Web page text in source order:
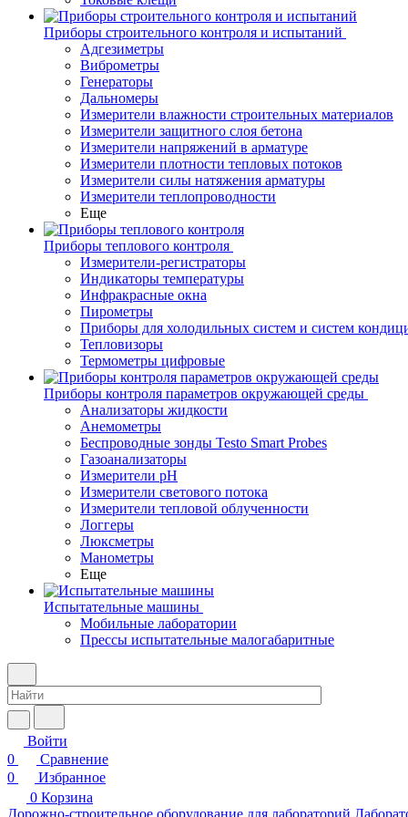
Приборы строительного контроля и испытаний
Адгезиметры
Виброметры
Генераторы
Дальномеры
Измерители влажности строительных материалов
Измерители защитного слоя бетона
Измерители напряжений в арматуре
Измерители плотности тепловых потоков
Измерители силы натяжения арматуры
Измерители теплопроводности
Еще
Приборы теплового контроля
Измерители-регистраторы
Индикаторы температуры
Инфракрасные окна
Пирометры
Приборы для холодильных систем и систем
Тепловизоры
Термометры цифровые
Приборы контроля параметров окружающей среды
Анализаторы жидкости
Анемометры
Беспроводные зонды Testo Smart Probes
Газоанализаторы
Измерители pH
Измерители светового потока
Измерители тепловой облученности
Логгеры
Люксметры
Манометры
Еще
Испытательные машины
Мобильные лаборатории
Прессы испытательные малогабаритные
Войти
0
Сравнение
0
Избранное
0 Корзина
Дорожно-строительное оборудование для лабораторий